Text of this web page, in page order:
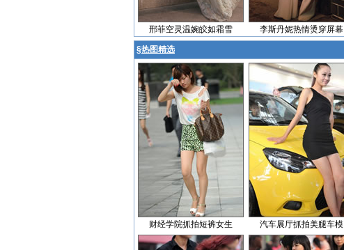
邢菲空灵温婉皎如霜雪 李斯丹妮热情烫穿屏幕
§热图精选
财经学院抓拍短裤女生 汽车展厅抓拍美腿车模